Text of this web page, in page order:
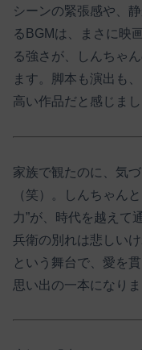
シーンの緊張感や、
るBGMは、まさに映
る強さが、しんちゃ
ます。脚本も演出も
高い作品だと感じま
家族で観たのに、気
（笑）。しんちゃん
力”が、時代を越えて
兵衛の別れは悲しい
という舞台で、愛を
思い出の一本になり